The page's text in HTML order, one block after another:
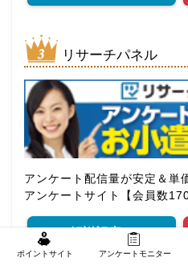
リサーチパネル
アンケート配信量が安定＆単
アンケートサイト【会員数170
解説記事へ
ポイントサイト アンケートモニター